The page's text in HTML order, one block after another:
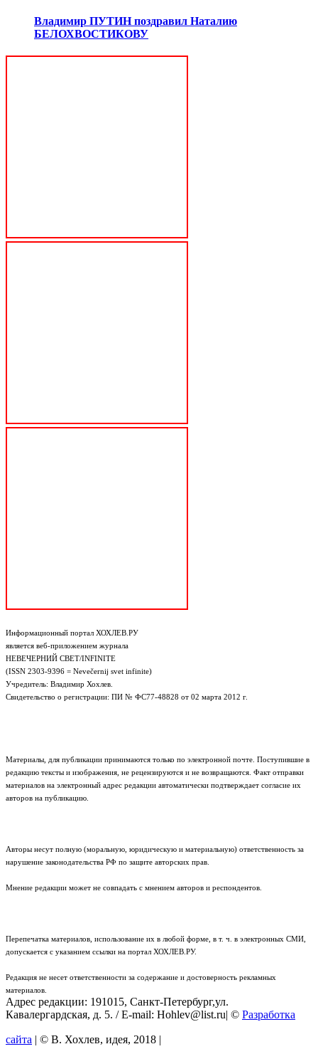
Владимир ПУТИН поздравил Наталию
БЕЛОХВОСТИКОВУ
Информационный портал ХОХЛЕВ.РУ
является веб-приложением журнала
НЕВЕЧЕРНИЙ СВЕТ/INFINITE
(ISSN 2303-9396 = Nevečernij svet infinite)
Учредитель: Владимир Хохлев.
Свидетельство о регистрации: ПИ № ФС77-48828 от 02 марта 2012 г.
Материалы, для публикации принимаются только по электронной почте. Поступившие в
редакцию тексты и изображения, не рецензируются и не возвращаются. Факт отправки
материалов на электронный адрес редакции автоматически подтверждает согласие их
авторов на публикацию.
Авторы несут полную (моральную, юридическую и материальную) ответственность за
нарушение законодательства РФ по защите авторских прав.
Мнение редакции может не совпадать с мнением авторов и респондентов.
Перепечатка материалов, использование их в любой форме, в т. ч. в электронных СМИ,
допускается с указанием ссылки на портал ХОХЛЕВ.РУ.
Редакция не несет ответственности за содержание и достоверность рекламных
материалов.
Адрес редакции: 191015, Санкт-Петербург,ул.
Кавалергардская, д. 5. / E-mail: Hohlev@list.ru| © Разработка
сайта | © В. Хохлев, идея, 2018 |